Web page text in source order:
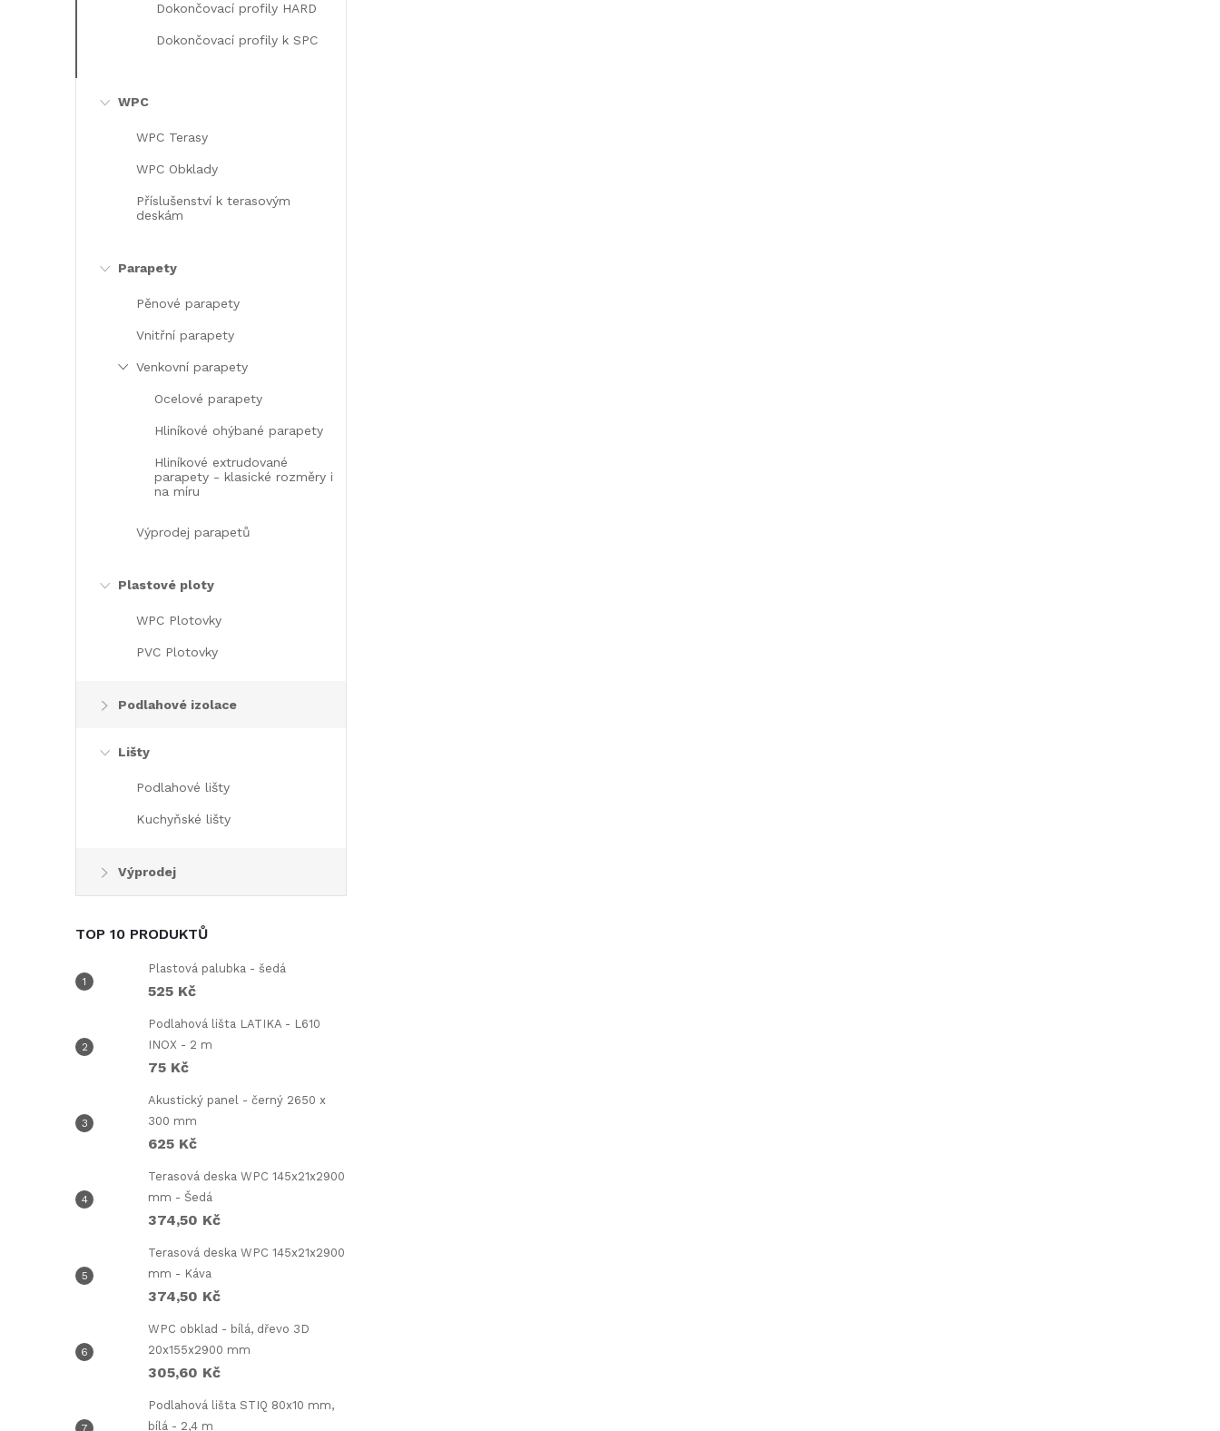
Dokončovací profily HARD
Dokončovací profily k SPC
WPC
WPC Terasy
WPC Obklady
Příslušenství k terasovým
deskám
Parapety
Pěnové parapety
Vnitřní parapety
Venkovní parapety
Ocelové parapety
Hliníkové ohýbané parapety
Hliníkové extrudované
parapety - klasické rozměry i
na míru
Výprodej parapetů
Plastové ploty
WPC Plotovky
PVC Plotovky
Podlahové izolace
Lišty
Podlahové lišty
Kuchyňské lišty
Výprodej
TOP 10 PRODUKTŮ
Plastová palubka - šedá
525 Kč
Podlahová lišta LATIKA - L610
INOX - 2 m
75 Kč
Akustický panel - černý 2650 x
300 mm
625 Kč
Terasová deska WPC 145x21x2900
mm - Šedá
374,50 Kč
Terasová deska WPC 145x21x2900
mm - Káva
374,50 Kč
WPC obklad - bílá, dřevo 3D
20x155x2900 mm
305,60 Kč
Podlahová lišta STIQ 80x10 mm,
bílá - 2,4 m